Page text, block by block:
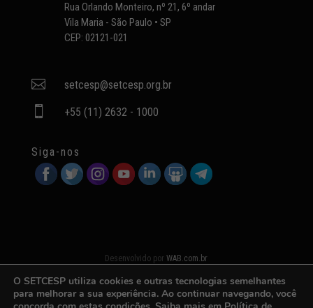
Rua Orlando Monteiro, nº 21, 6º andar
Vila Maria - São Paulo • SP
CEP: 02121-021
 setcesp@setcesp.org.br
 +55 (11) 2632 - 1000
Siga-nos
Desenvolvido porWAB.com.br
O SETCESP utiliza cookies e outras tecnologias semelhantes
para melhorar a sua experiência. Ao continuar navegando, você